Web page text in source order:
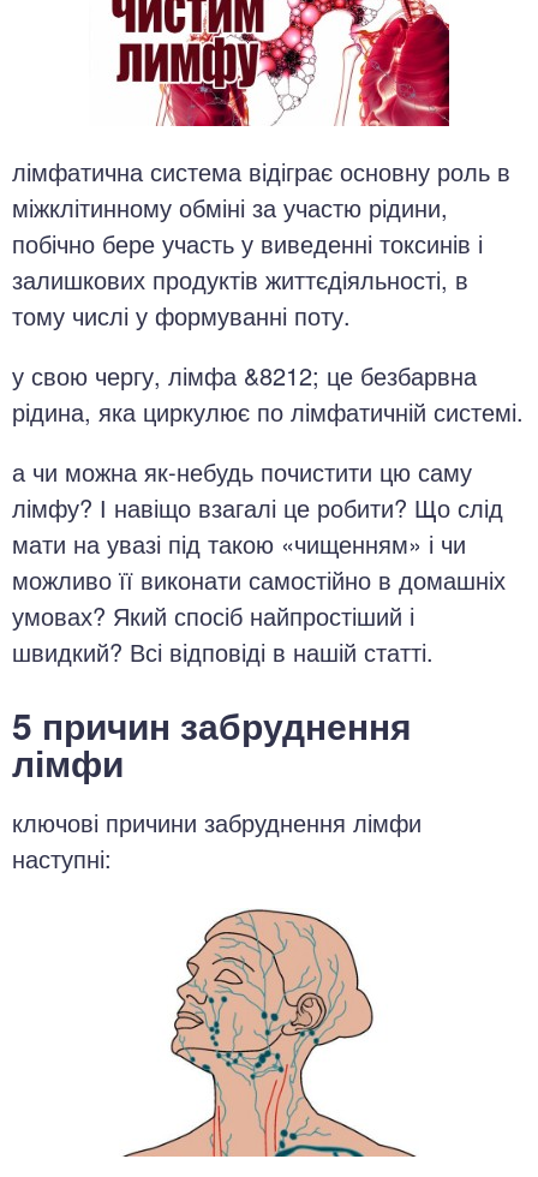
лімфатична система відіграє основну роль в
міжклітинному обміні за участю рідини,
побічно бере участь у виведенні токсинів і
залишкових продуктів життєдіяльності, в
тому числі у формуванні поту.
у свою чергу, лімфа &8212; це безбарвна
рідина, яка циркулює по лімфатичній системі.
а чи можна як-небудь почистити цю саму
лімфу? І навіщо взагалі це робити? Що слід
мати на увазі під такою «чищенням» і чи
можливо її виконати самостійно в домашніх
умовах? Який спосіб найпростіший і
швидкий? Всі відповіді в нашій статті.
5 причин забруднення
лімфи
ключові причини забруднення лімфи
наступні: